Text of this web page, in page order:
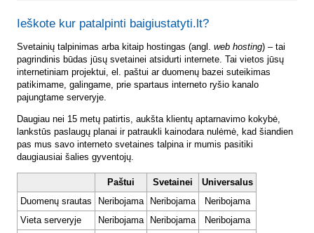
Ieškote kur patalpinti baigiustatyti.lt?
Svetainių talpinimas arba kitaip hostingas (angl. web hosting) – tai
pagrindinis būdas jūsų svetainei atsidurti internete. Tai vietos jūsų
internetiniam projektui, el. paštui ar duomenų bazei suteikimas
patikimame, galingame, prie spartaus interneto ryšio kanalo
pajungtame serveryje.
Daugiau nei 15 metų patirtis, aukšta klientų aptarnavimo kokybė,
lankstūs paslaugų planai ir patraukli kainodara nulėmė, kad šiandien
pas mus savo interneto svetaines talpina ir mumis pasitiki
daugiausiai šalies gyventojų.
Paštui Svetainei
Universalus
Duomenų srautas
Neribojama Neribojama
Neribojama
Vieta serveryje
Neribojama Neribojama
Neribojama